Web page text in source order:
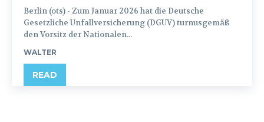
Berlin (ots) - Zum Januar 2026 hat die Deutsche
Gesetzliche Unfallversicherung (DGUV) turnusgemäß
den Vorsitz der Nationalen...
WALTER
READ